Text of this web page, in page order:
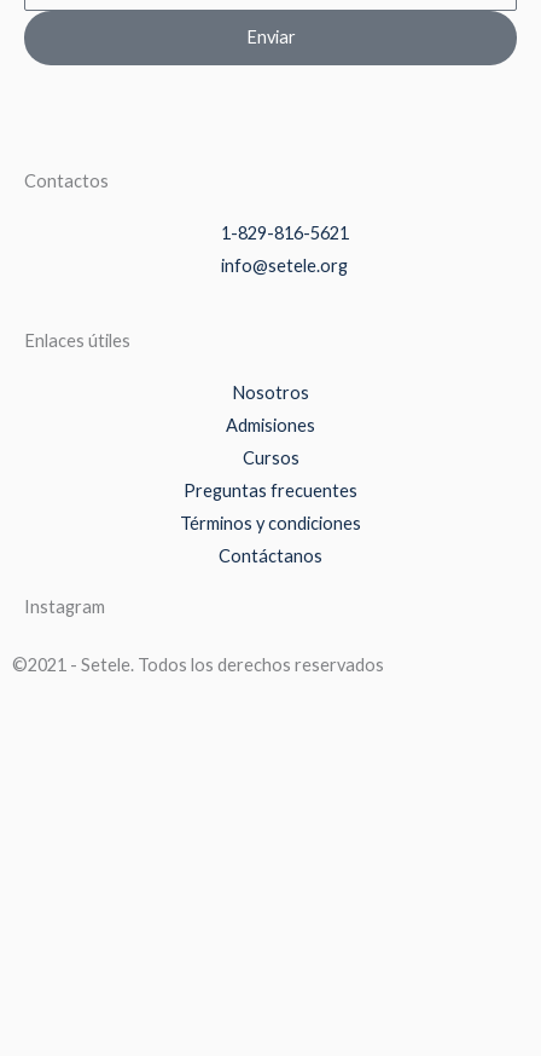
Enviar
Contactos
1-829-816-5621
info@setele.org
Enlaces útiles
Nosotros
Admisiones
Cursos
Preguntas frecuentes
Términos y condiciones
Contáctanos
Instagram
©2021 - Setele. Todos los derechos reservados